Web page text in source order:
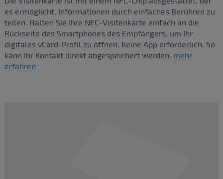
es ermöglicht, Informationen durch einfaches Berühren zu
teilen. Halten Sie Ihre NFC-Visitenkarte einfach an die
Rückseite des Smartphones des Empfängers, um Ihr
digitales vCard-Profil zu öffnen. Keine App erforderlich. So
kann Ihr Kontakt direkt abgespeichert werden. mehr
erfahren